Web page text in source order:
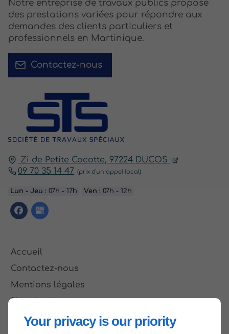
Your privacy is our priority
Zi de Petite Cocotte, 97224 DUCOS
09 70 35 14 47
Lun - Jeu :07h - 17h Ven :07h - 12h
Accueil
Contactez-nous
Mentions légales
Plan du site
Notre entreprise de travaux publics propose
des prestations variées pour répondre aux
demandes des clients particuliers et
professionnels en Martinique.
Contactez-nous